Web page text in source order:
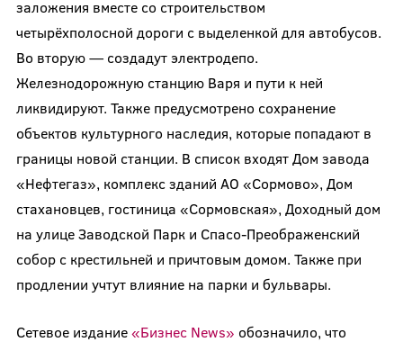
заложения вместе со строительством
четырёхполосной дороги с выделенкой для автобусов.
Во вторую — создадут электродепо.
Железнодорожную станцию Варя и пути к ней
ликвидируют. Также предусмотрено сохранение
объектов культурного наследия, которые попадают в
границы новой станции. В список входят Дом завода
«Нефтегаз», комплекс зданий АО «Сормово», Дом
стахановцев, гостиница «Сормовская», Доходный дом
на улице Заводской Парк и Спасо-Преображенский
собор с крестильней и причтовым домом. Также при
продлении учтут влияние на парки и бульвары.
Сетевое издание«Бизнес News» обозначило, что